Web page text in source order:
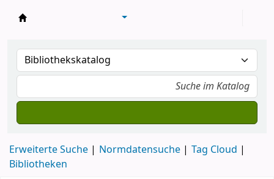
Erweiterte Suche Normdatensuche
Tag Cloud
Bibliotheken